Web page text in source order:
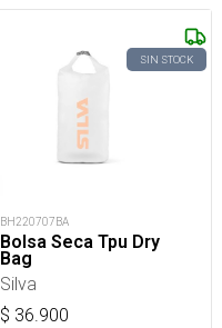
SIN STOCK
BH220707BA
Bolsa Seca Tpu Dry
Bag
Silva
$ 36.900